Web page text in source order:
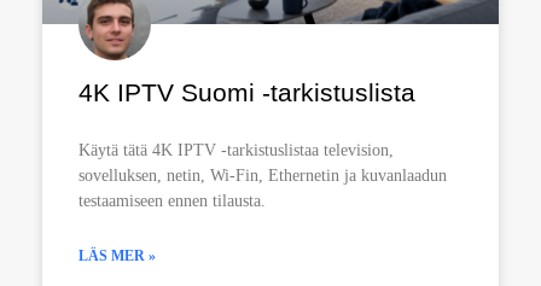
4K IPTV Suomi -tarkistuslista
Käytä tätä 4K IPTV -tarkistuslistaa television,
sovelluksen, netin, Wi-Fin, Ethernetin ja kuvanlaadun
testaamiseen ennen tilausta.
LÄS MER »